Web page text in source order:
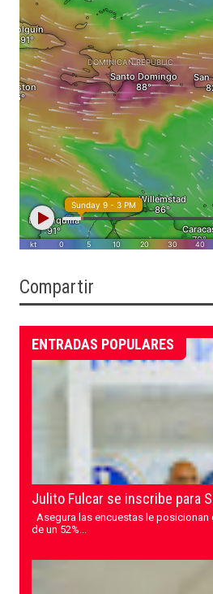
Compartir
ENTRADAS POPULARES
Julito Fulcar se inscribe para
Asegura las encuestas le
de un 52%...